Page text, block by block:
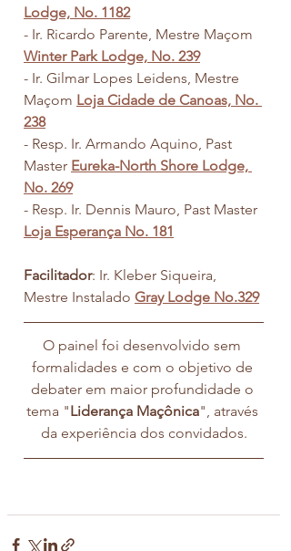
Lodge, No. 1182
- Ir. Ricardo Parente, Mestre Maçom
Winter Park Lodge, No. 239
- Ir. Gilmar Lopes Leidens, Mestre
Maçom Loja Cidade de Canoas, No.
238
- Resp. Ir. Armando Aquino, Past
Master Eureka-North Shore Lodge,
No. 269
- Resp. Ir. Dennis Mauro, Past Master
Loja Esperança No. 181
Facilitador: Ir. Kleber Siqueira,
Mestre Instalado Gray Lodge No.329
O painel foi desenvolvido sem
formalidades e com o objetivo de
debater em maior profundidade o
tema "Liderança Maçônica", através
da experiência dos convidados.